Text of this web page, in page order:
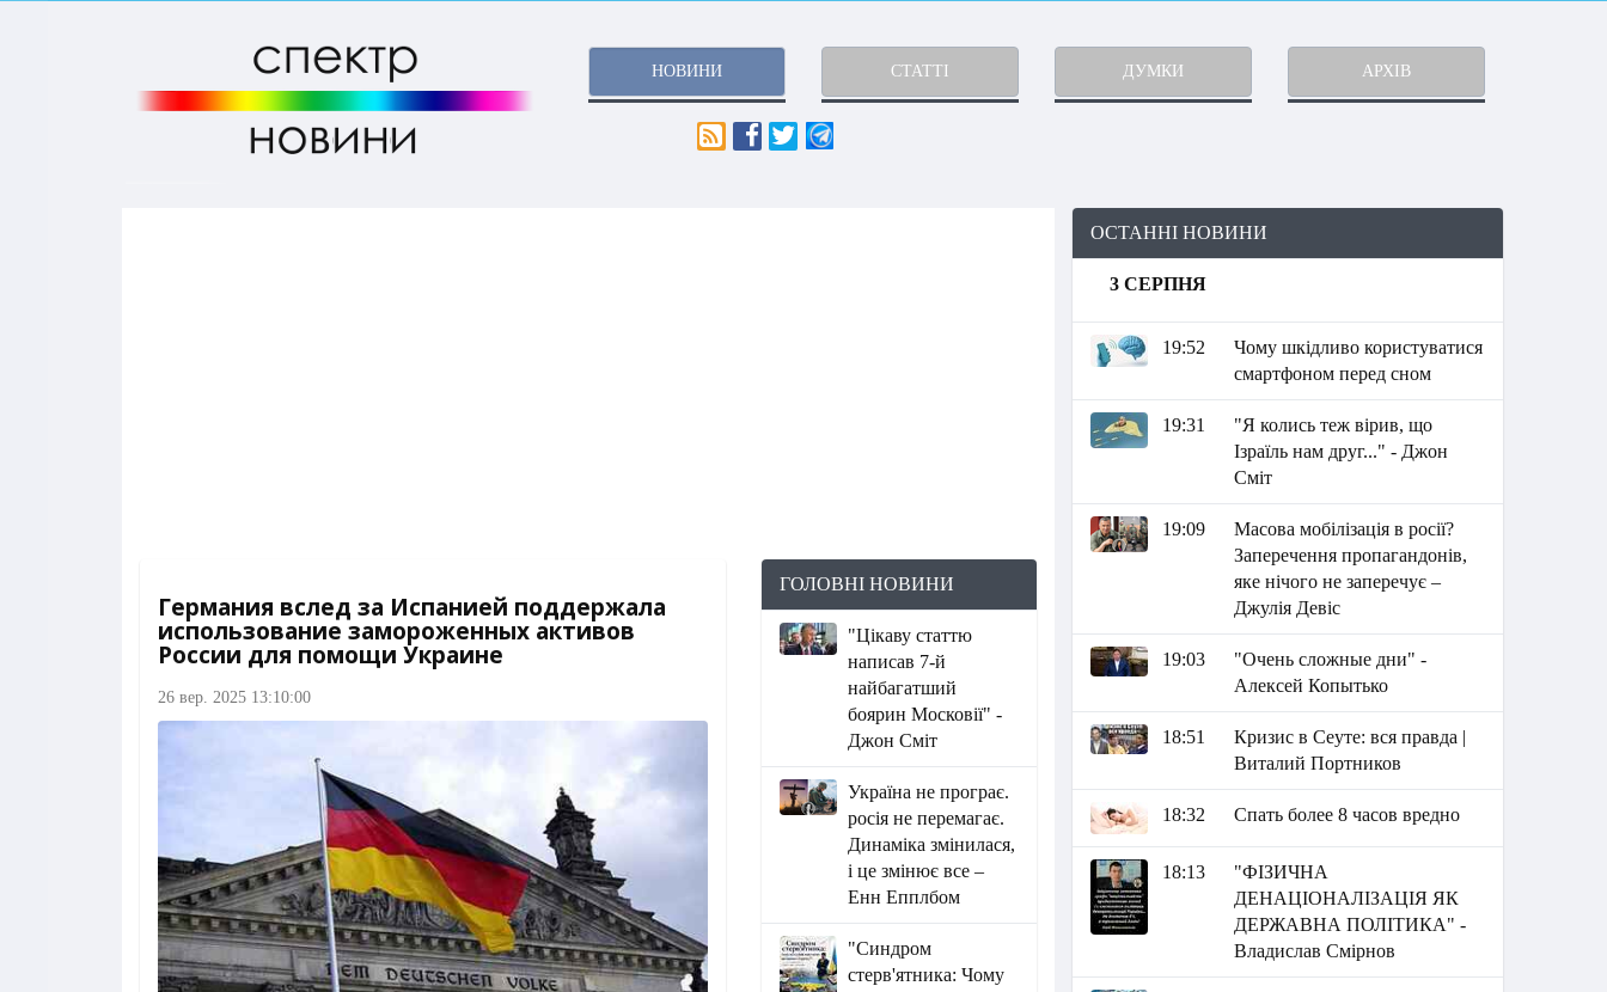
НОВИНИ СТАТТІ ДУМКИ АРХІВ
Германия вслед за Испанией поддержала
использование замороженных активов
России для помощи Украине
26 вер. 2025 13:10:00
ГОЛОВНІ НОВИНИ
"Цікаву статтю
написав 7-й
найбагатший
боярин Московії" -
Джон Сміт
Україна не програє.
росія не перемагає.
Динаміка змінилася,
і це змінює все –
Енн Епплбом
"Синдром
стерв'ятника: Чому
ОСТАННІ НОВИНИ
3 СЕРПНЯ
19:52
Чому шкідливо користуватися
смартфоном перед сном
19:31
"Я колись теж вірив, що
Ізраїль нам друг..." - Джон
Сміт
19:09
Масова мобілізація в росії?
Заперечення пропагандонів,
яке нічого не заперечує –
Джулія Девіс
19:03
"Очень сложные дни" -
Алексей Копытько
18:51
Кризис в Сеуте: вся правда |
Виталий Портников
18:32 Спать более 8 часов вредно
18:13
"ФІЗИЧНА
ДЕНАЦІОНАЛІЗАЦІЯ ЯК
ДЕРЖАВНА ПОЛІТИКА" -
Владислав Смірнов